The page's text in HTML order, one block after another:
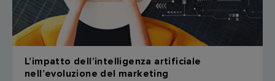
L’impatto dell’intelligenza artificiale
nell’evoluzione del marketing